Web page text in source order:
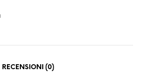
RECENSIONI (0)